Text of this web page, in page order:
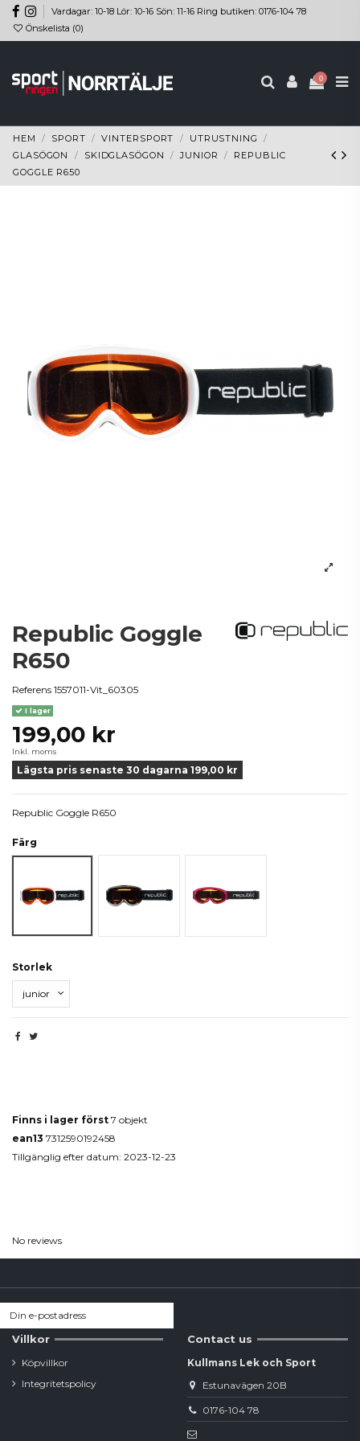
Vardagar: 10-18 Lör: 10-16 Sön: 11-16 Ring butiken: 0176-104 78
Önskelista (0)
0
HEM SPORT VINTERSPORT
UTRUSTNING
GLASÖGON
SKIDGLASÖGON JUNIOR
REPUBLIC
GOGGLE R650
Republic Goggle
R650
Referens 1557011-Vit_60305
I lager
199,00 kr
Inkl. moms
Lägsta pris senaste 30 dagarna 199,00 kr
Republic Goggle R650
Färg
Storlek
Finns i lager först 7 objekt
ean13 7312590192458
Tillgänglig efter datum: 2023-12-23
No reviews
Villkor
Köpvillkor
Integritetspolicy
Contact us
Kullmans Lek och Sport
Estunavägen 20B
0176-104 78